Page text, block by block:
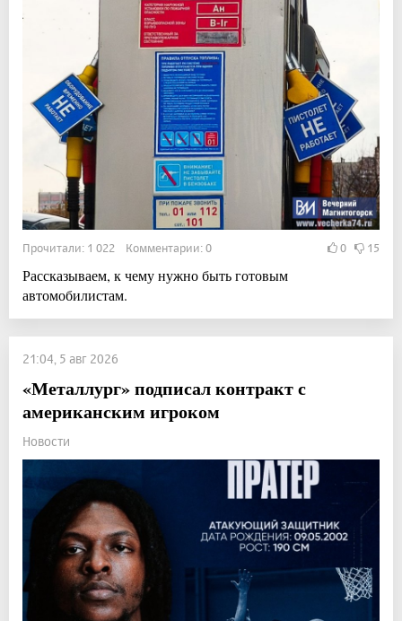
Прочитали: 1 022 Комментарии: 0 0 15
Рассказываем, к чему нужно быть готовым
автомобилистам.
21:04, 5 авг 2026
«Металлург» подписал контракт с
американским игроком
Новости